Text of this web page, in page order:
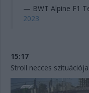
— BWT Alpine F1
2023
15:17
Stroll necces